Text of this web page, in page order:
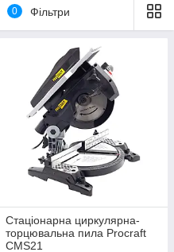
0 Фільтри
Стаціонарна циркулярна-
торцювальна пила Procraft
CMS21